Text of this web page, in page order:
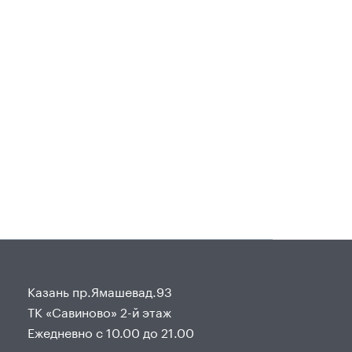
Казань пр.Ямашевад.93
ТК «Савиново» 2-й этаж
Ежедневно с 10.00 до 21.00